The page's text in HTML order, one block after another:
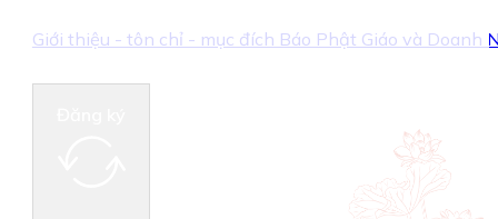
Giới thiệu - tôn chỉ - mục đích Báo Phật Giáo và Doanh